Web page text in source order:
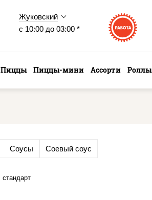
Жуковский
с 10:00 до 03:00 *
Пиццы Пиццы-мини Ассорти Роллы
Соусы Соевый соус